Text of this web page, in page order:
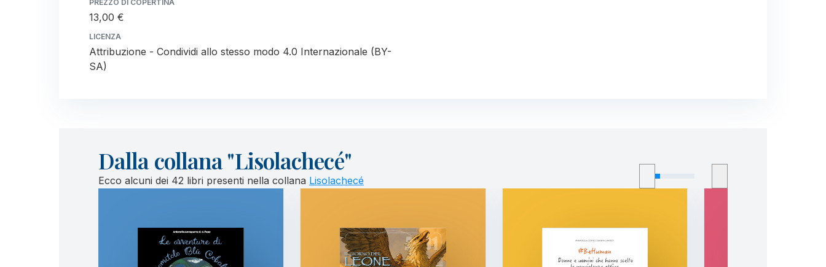
PREZZO DI COPERTINA
13,00 €
LICENZA
Attribuzione - Condividi allo stesso modo 4.0 Internazionale (BY-
SA)
Dalla collana "Lisolachecé"
Ecco alcuni dei 42 libri presenti nella collana Lisolachecé